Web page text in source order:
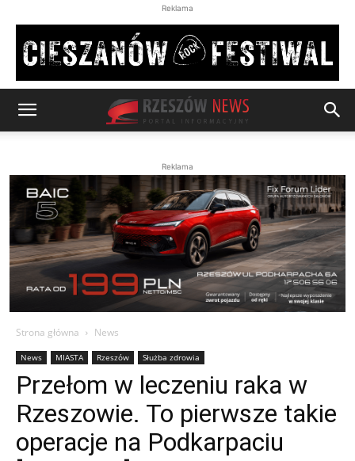
Reklama
Reklama
Strona główna News
News MIASTA Rzeszów Służba zdrowia
Przełom w leczeniu raka w
Rzeszowie. To pierwsze takie
operacje na Podkarpaciu